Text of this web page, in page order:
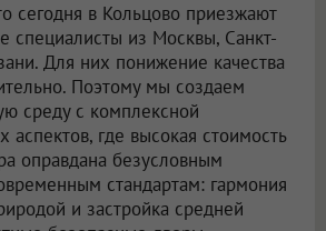
сегодня в Кольцово приезжают
специалисты из Москвы, Санкт-
Для них понижение качества
Поэтому мы создаем
среду с комплексной
аспектов, где высокая стоимость
оправдана безусловным
стандартам: гармония
и застройка средней